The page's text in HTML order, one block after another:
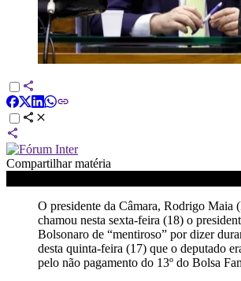
Compartilhar matéria
O presidente da Câmara, Rodrigo Maia
chamou nesta sexta-feira (18) o
Bolsonaro de “mentiroso” por dizer
desta quinta-feira (17) que o deputado
pelo não pagamento do 13º do Bolsa